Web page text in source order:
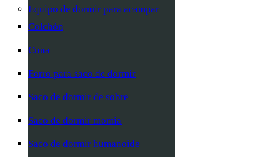
Equipo de dormir para acampar
Colchón
Cuna
Forro para saco de dormir
Saco de dormir de sobre
Saco de dormir momia
Saco de dormir humanoide